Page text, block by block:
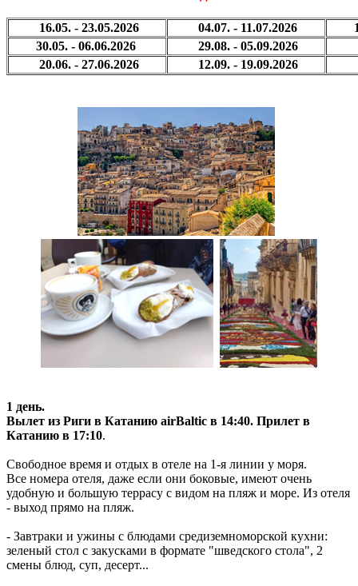
16.05. - 23.05.2026 04.07. - 11.07.2026
30.05. - 06.06.2026
29.08. - 05.09.2026
20.06. - 27.06.2026
12.09. - 19.09.2026
1 день.
Вылет из Риги в Катанию airBaltic в 14:40. Прилет в
Катанию в 17:10.
Свободное время и отдых в отеле на 1-я линии у моря.
Все номера отеля, даже если они боковые, имеют очень
удобную и большую террасу с видом на пляж и море. Из отеля
- выход прямо на пляж.
- Завтраки и ужины с блюдами средиземноморской кухни:
зеленый стол с закусками в формате "шведского стола", 2
смены блюд, суп, десерт...